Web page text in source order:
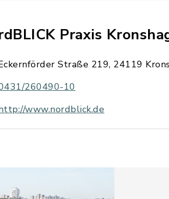
Praxis
Straße 219, 24119
260490-10
www.nordblick.de